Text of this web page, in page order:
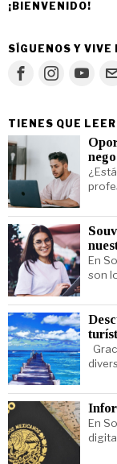
¡BIENVENIDO!
SÍGUENOS Y VIVE
TIENES QUE LEER
En
son
En